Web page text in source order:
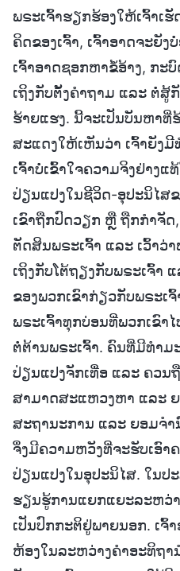
ພຣະເຈົ້າຮຽກຮ້ອງໃຫ້ເຈົ້າເ
ຄິດຂອງເຈົ້າ, ເຈົ້າອາດຈະຍັ
ເຈົ້າອາດຊອກຫາຂໍ້ອ້າງ, ກະ
ເຖິງກັບຕັ້ງຄຳຖາມ ແລະ ຕໍ່ສູ້
ຮ້າຍແຮງ. ນີ້ຈະເປັນບັນຫາ
ສະແດງໃຫ້ເຫັນວ່າ ເຈົ້າຍັງ
ເຈົ້າບໍ່ເຂົ້າໃຈຄວາມຈິງຢ່າງແ
ປ່ຽນແປງໃນຊີວິດ-ອຸປະນິໄສ
ເຂົາຖືກປົດວຽກ ຫຼື ຖືກກຳຈັດ
ຕັດສິນພຣະເຈົ້າ ແລະ ເວົ້າວ່
ເຖິງກັບໂຕ້ຖຽງກັບພຣະເຈົ້າ
ຂອງພວກເຂົາກ່ຽວກັບພຣະເ
ພຣະເຈົ້າທຸກບ່ອນທີ່ພວກເຂົາ
ຕໍ່ຕ້ານພຣະເຈົ້າ. ຄົນທີ່ມີທຳມ
ປ່ຽນແປງຈັກເທື່ອ ແລະ ຄວ
ສາມາດສະແຫວງຫາ ແລະ
ສະຖານະການ ແລະ ຍອມຈຳ
ຈຶ່ງມີຄວາມຫວັງທີ່ຈະຮັບເອົາ
ປ່ຽນແປງໃນອຸປະນິໄສ. ໃນປ
ຮຽນຮູ້ການແຍກແຍະລະຫວ່
ເປັນປົກກະຕິຢູ່ພາຍນອກ. ເຈົ້
ຫ້ອງໃນລະຫວ່າງຄຳອະທິຖາ